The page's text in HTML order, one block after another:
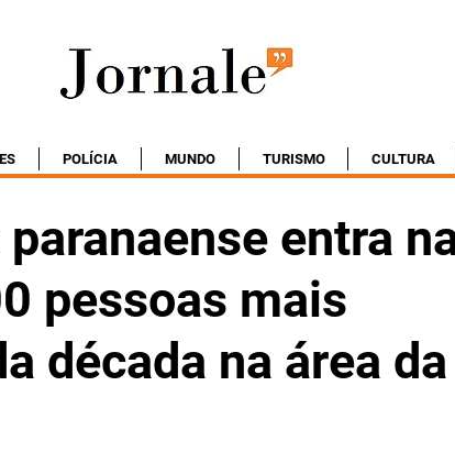
POLÍCIA MUNDO TURISMO CULTURA
entra
pessoas mais
década na área da